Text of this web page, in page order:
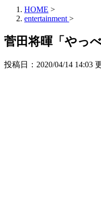
HOME >
entertainment >
菅田将暉「やっ
投稿日：2020/04/14 14:03